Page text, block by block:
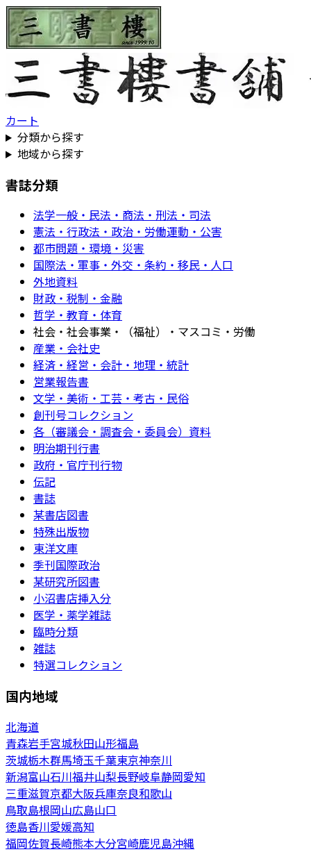
カート
分類から探す
地域から探す
書誌分類
法学一般・民法・商法・刑法・司法
憲法・行政法・政治・労働運動・公害
都市問題・環境・災害
国際法・軍事・外交・条約・移民・人口
外地資料
財政・税制・金融
哲学・教育・体育
社会・社会事業・（福祉）・マスコミ・労働
産業・会社史
経済・経営・会計・地理・統計
営業報告書
文学・美術・工芸・考古・民俗
創刊号コレクション
各（審議会・調査会・委員会）資料
明治期刊行書
政府・官庁刊行物
伝記
書誌
某書店図書
特殊出版物
東洋文庫
季刊国際政治
某研究所図書
小沼書店挿入分
医学・薬学雑誌
臨時分類
雑誌
特選コレクション
国内地域
北海道
青森岩手宮城秋田山形福島
茨城栃木群馬埼玉千葉東京神奈川
新潟富山石川福井山梨長野岐阜静岡愛知
三重滋賀京都大阪兵庫奈良和歌山
鳥取島根岡山広島山口
徳島香川愛媛高知
福岡佐賀長崎熊本大分宮崎鹿児島沖縄